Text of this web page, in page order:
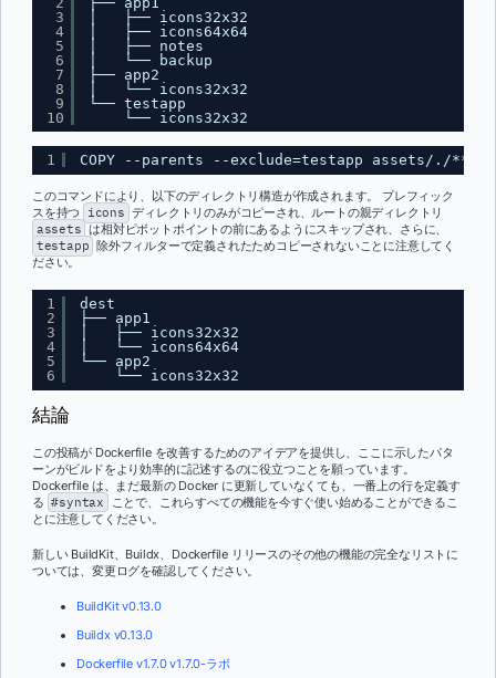
3
4
5
6
7
8
9
10
│   ├── icons32x32
│   ├── icons64x64
│   ├── notes
│   └── backup
├── app2
│   └── icons32x32
└── testapp
└── icons32x32
1 COPY --parents --exclude=testapp assets/./**/
このコマンドにより、以下のディレクトリ構造が作成されます。 プレフィック
スを持つ
icons ディレクトリのみがコピーされ、ルートの親ディレクトリ
assets は相対ピボットポイントの前にあるようにスキップされ、さらに、
testapp 除外フィルターで定義されたためコピーされないことに注意してく
ださい。
1
2
3
4
5
6
dest
├── app1
│   ├── icons32x32
│   └── icons64x64
└── app2
└── icons32x32
結論
この投稿が Dockerfile を改善するためのアイデアを提供し、ここに示したパタ
ーンがビルドをより効率的に記述するのに役立つことを願っています。
Dockerfile は、まだ最新の Docker に更新していなくても、一番上の行を定義す
る #syntax
ことで、これらすべての機能を今すぐ使い始めることができるこ
とに注意してください。
新しい BuildKit、Buildx、Dockerfile リリースのその他の機能の完全なリストに
ついては、変更ログを確認してください。
BuildKit v0.13.0
Buildx v0.13.0
Dockerfile v1.7.0 v1.7.0-ラボ